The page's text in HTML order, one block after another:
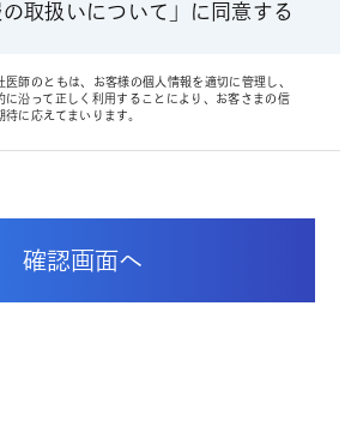
の取扱いについて」に同意する
医師のともは、お客様の個人情報を適切に管理し、
に沿って正しく利用することにより、お客さまの信
待に応えてまいります。